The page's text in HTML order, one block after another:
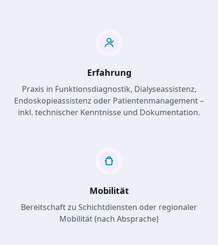
Erfahrung
Praxis in Funktionsdiagnostik, Dialyseassistenz,
Endoskopieassistenz oder Patientenmanagement –
inkl. technischer Kenntnisse und Dokumentation.
Mobilität
Bereitschaft zu Schichtdiensten oder regionaler
Mobilität (nach Absprache)